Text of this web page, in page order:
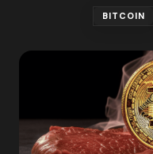
BITCOIN